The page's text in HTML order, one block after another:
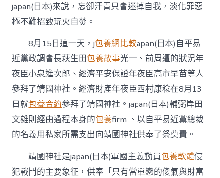
玩
火
焚〉
中
japan(日本)來說，忘卻汗青只會迷掉自我，淡化罪惡
極不難招致玩火自焚。
8月15日這一天，j包養網比較apan(日本)自平易
近黨政調會長萩生田包養故事光一、前周遭的狀況年
夜臣小泉進次郎、經濟平安保證年夜臣高市早苗等人
參拜了靖國神社。經濟財產年夜臣西村康稔在8月13
日就包養合約參拜了靖國神社。japan(日本)輔弼岸田
文雄則經由過程本身的包養firm 、以自平易近黨總裁
的名義用私家所需支出向靖國神社供奉了祭奠費。
靖國神社是japan(日本)軍國主義動員包養軟體侵
犯戰鬥的主要象征，供奉「只有當單戀的傻氣與財富